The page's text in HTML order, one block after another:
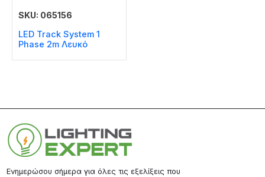
SKU: 065156
LED Track System 1
Phase 2m Λευκό
Ενημερώσου σήμερα για όλες τις εξελίξεις που